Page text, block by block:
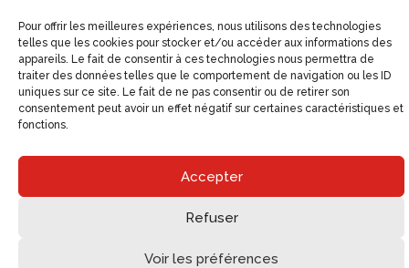
Pour offrir les meilleures expériences, nous utilisons des technologies
telles que les cookies pour stocker et/ou accéder aux informations des
appareils. Le fait de consentir à ces technologies nous permettra de
traiter des données telles que le comportement de navigation ou les ID
uniques sur ce site. Le fait de ne pas consentir ou de retirer son
consentement peut avoir un effet négatif sur certaines caractéristiques et
fonctions.
Accepter
Refuser
Voir les préférences
vitale
© Ugocom Paris – Avignon Création Site Internet –
Agence de Communication